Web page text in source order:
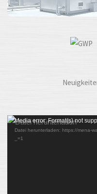
Media error: Format(s) not
Datei herunterladen: https://mena-
_=1